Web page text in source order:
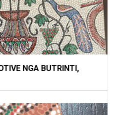
NGA BUTRINTI,